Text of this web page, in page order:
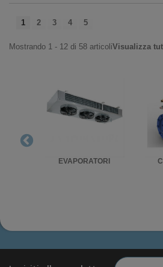
1 2 3 4 5
Mostrando 1 - 12 di 58 articoliVisualizza
EVAPORATORI